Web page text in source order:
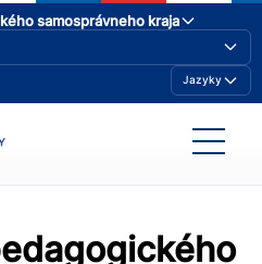
samosprávneho kraja
Jazyky